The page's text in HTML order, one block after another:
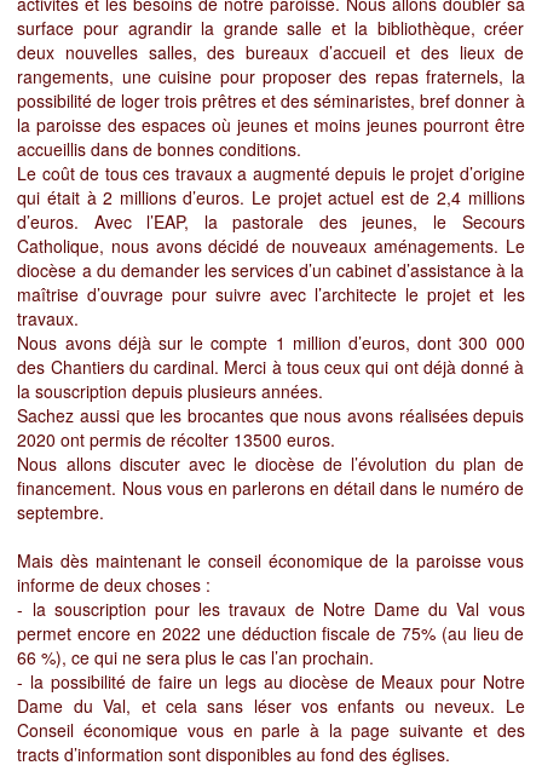
surface pour agrandir la grande salle et la bibliothèque, créer
deux nouvelles salles, des bureaux d’accueil et des lieux de
rangements, une cuisine pour proposer des repas fraternels, la
possibilité de loger trois prêtres et des séminaristes, bref donner à
la paroisse des espaces où jeunes et moins jeunes pourront être
accueillis dans de bonnes conditions.
Le coût de tous ces travaux a augmenté depuis le projet d’origine
qui était à 2 millions d’euros. Le projet actuel est de 2,4 millions
d’euros. Avec l’EAP, la pastorale des jeunes, le Secours
Catholique, nous avons décidé de nouveaux aménagements. Le
diocèse a du demander les services d’un cabinet d’assistance à la
maîtrise d’ouvrage pour suivre avec l’architecte le projet et les
travaux.
Nous avons déjà sur le compte 1 million d’euros, dont 300 000
des Chantiers du cardinal. Merci à tous ceux qui ont déjà donné à
la souscription depuis plusieurs années.
Sachez aussi que les brocantes que nous avons réalisées depuis
2020 ont permis de récolter 13500 euros.
Nous allons discuter avec le diocèse de l’évolution du plan de
financement. Nous vous en parlerons en détail dans le numéro de
septembre.
Mais dès maintenant le conseil économique de la paroisse vous
informe de deux choses :
- la souscription pour les travaux de Notre Dame du Val vous
permet encore en 2022 une déduction fiscale de 75% (au lieu de
66 %), ce qui ne sera plus le cas l’an prochain.
- la possibilité de faire un legs au diocèse de Meaux pour Notre
Dame du Val, et cela sans léser vos enfants ou neveux. Le
Conseil économique vous en parle à la page suivante et des
tracts d’information sont disponibles au fond des églises.